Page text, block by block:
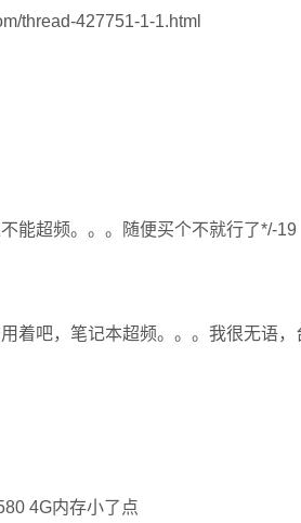
thread-427751-1-1.html
能超频。。。随便买个不就行了*/-19
着吧，笔记本超频。。。我很无语
4G内存小了点